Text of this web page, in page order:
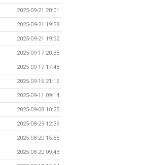
2025-09-21 20:01
2025-09-21 19:38
2025-09-21 19:32
2025-09-17 20:38
2025-09-17 17:48
2025-09-16 21:16
2025-09-11 09:14
2025-09-08 10:25
2025-08-29 12:39
2025-08-20 15:55
2025-08-20 09:43